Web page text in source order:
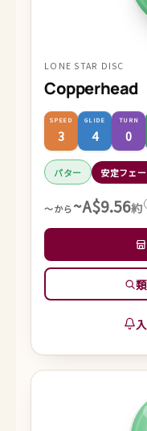
LONE STAR DISC
Copperhead
SPEED
3
GLIDE
4
TURN
0
パター 安定フェ
～から~A$9.56約